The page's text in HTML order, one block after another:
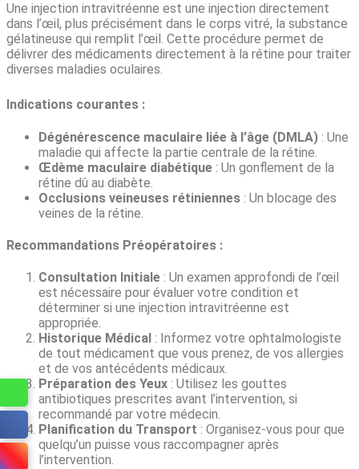
Une injection intravitréenne est une injection directement
dans l’œil, plus précisément dans le corps vitré, la substance
gélatineuse qui remplit l’œil. Cette procédure permet de
délivrer des médicaments directement à la rétine pour traiter
diverses maladies oculaires.
Indications courantes :
Dégénérescence maculaire liée à l’âge (DMLA) : Une
maladie qui affecte la partie centrale de la rétine.
Œdème maculaire diabétique : Un gonflement de la
rétine dû au diabète.
Occlusions veineuses rétiniennes : Un blocage des
veines de la rétine.
Recommandations Préopératoires :
Consultation Initiale : Un examen approfondi de l’œil
est nécessaire pour évaluer votre condition et
déterminer si une injection intravitréenne est
appropriée.
Historique Médical : Informez votre ophtalmologiste
de tout médicament que vous prenez, de vos allergies
et de vos antécédents médicaux.
Préparation des Yeux : Utilisez les gouttes
antibiotiques prescrites avant l’intervention, si
recommandé par votre médecin.
Planification du Transport : Organisez-vous pour que
quelqu’un puisse vous raccompagner après
l’intervention.